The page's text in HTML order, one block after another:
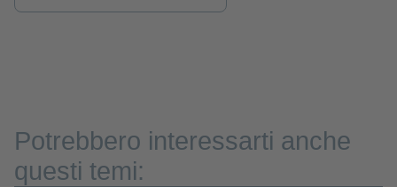
Potrebbero interessarti anche
questi temi: